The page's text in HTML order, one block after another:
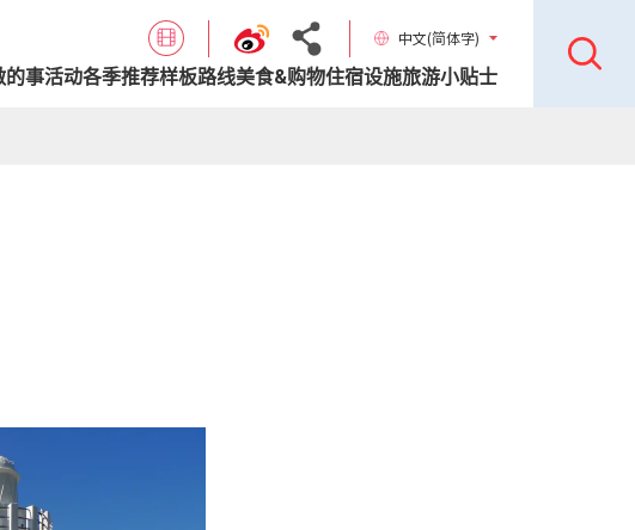
中文(简体字)
的事活动各季推荐样板路线美食&购物住宿设施旅游小贴士